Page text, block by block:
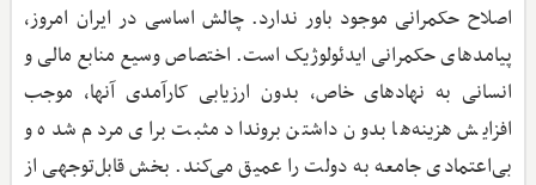
اصلاح حکمرانی موجود باور ندارد. چالش اساسی در ایران امروز،
پیامدهای حکمرانی ایدئولوژیک است. اختصاص وسیع منابع مالی و
انسانی به نهادهای خاص، بدون ارزیابی کارآمدی آنها، موجب
افزایش هزینه‌ها بدون داشتن برونداد مثبت برای مردم شده و
بی‌اعتمادی جامعه به دولت را عمیق می‌کند. بخش قابل‌توجهی از